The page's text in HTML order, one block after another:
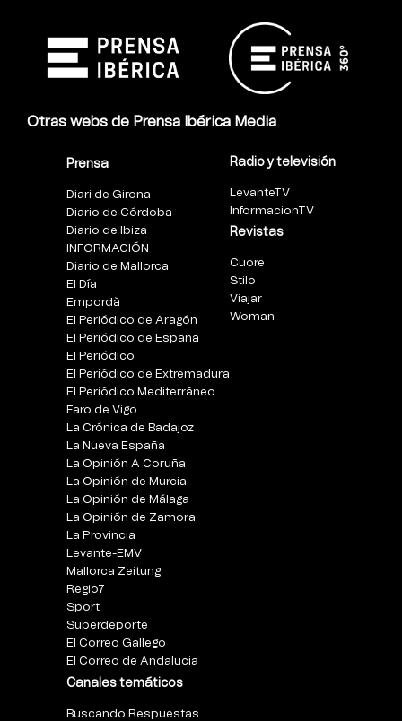
Otras webs de Prensa Ibérica Media
Prensa
Diari de Girona
Diario de Córdoba
Diario de Ibiza
INFORMACIÓN
Diario de Mallorca
El Día
Empordà
El Periódico de Aragón
El Periódico de España
El Periódico
El Periódico de Extremadura
El Periódico Mediterráneo
Faro de Vigo
La Crónica de Badajoz
La Nueva España
La Opinión A Coruña
La Opinión de Murcia
La Opinión de Málaga
La Opinión de Zamora
La Provincia
Levante-EMV
Mallorca Zeitung
Regio7
Sport
Superdeporte
El Correo Gallego
El Correo de Andalucia
Canales temáticos
Buscando Respuestas
Radio y televisión
LevanteTV
InformacionTV
Revistas
Cuore
Stilo
Viajar
Woman